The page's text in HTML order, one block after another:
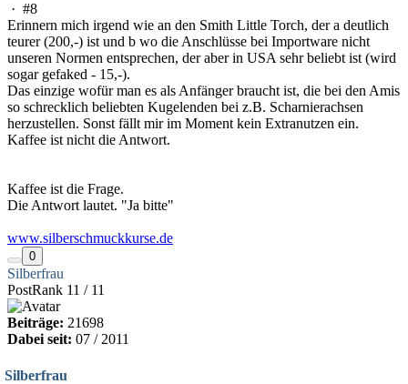
· #8
Erinnern mich irgend wie an den Smith Little Torch, der a deutlich
teurer (200,-) ist und b wo die Anschlüsse bei Importware nicht
unseren Normen entsprechen, der aber in USA sehr beliebt ist (wird
sogar gefaked - 15,-).
Das einzige wofür man es als Anfänger braucht ist, die bei den Amis
so schrecklich beliebten Kugelenden bei z.B. Scharnierachsen
herzustellen. Sonst fällt mir im Moment kein Extranutzen ein.
Kaffee ist nicht die Antwort.
Kaffee ist die Frage.
Die Antwort lautet. "Ja bitte"
www.silberschmuckkurse.de
0
Silberfrau
PostRank 11 / 11
Beiträge: 21698
Dabei seit: 07 / 2011
Silberfrau